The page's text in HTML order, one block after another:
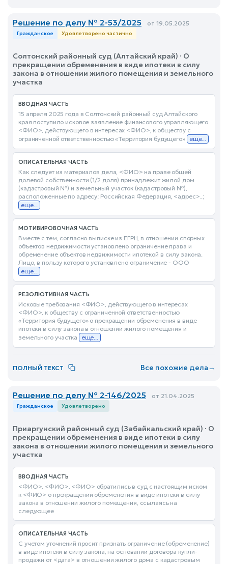
Решение по делу № 2-53/2025 от 19.05.2025
Гражданское Удовлетворено частично
Солтонский районный суд (Алтайский край) · О
прекращении обременения в виде ипотеки в силу
закона в отношении жилого помещения и земельного
участка
ВВОДНАЯ ЧАСТЬ
15 апреля 2025 года в Солтонский районный суд Алтайского
края поступило исковое заявление финансового управляющего
<ФИО>, действующего в интересах <ФИО>, к обществу с
ограниченной ответственностью «Территория будущего» еще...
ОПИСАТЕЛЬНАЯ ЧАСТЬ
Как следует из материалов дела, <ФИО> на праве общей
долевой собственности (1/2 доля) принадлежит жилой дом
(кадастровый №) и земельный участок (кадастровый №),
расположенные по адресу: Российская Федерация, <адрес>..;
еще...
МОТИВИРОВОЧНАЯ ЧАСТЬ
Вместе с тем, согласно выписке из ЕГРН, в отношении спорных
объектов недвижимости установлено ограничение права и
обременение объектов недвижимости ипотекой в силу закона.
Лицо, в пользу которого установлено ограничение - ООО
еще...
РЕЗОЛЮТИВНАЯ ЧАСТЬ
Исковые требования <ФИО>, действующего в интересах
<ФИО>, к обществу с ограниченной ответственностью
«Территория будущего» о прекращении обременения в виде
ипотеки в силу закона в отношении жилого помещения и
земельного участка
еще...
ПОЛНЫЙ ТЕКСТ Все похожие дела→
Решение по делу № 2-146/2025 от 21.04.2025
Гражданское Удовлетворено
Приаргунский районный суд (Забайкальский край) · О
прекращении обременения в виде ипотеки в силу
закона в отношении жилого помещения и земельного
участка
ВВОДНАЯ ЧАСТЬ
<ФИО>, <ФИО>, <ФИО> обратились в суд с настоящим иском
к <ФИО> о прекращении обременения в виде ипотеки в силу
закона в отношении жилого помещения, ссылаясь на
следующее
ОПИСАТЕЛЬНАЯ ЧАСТЬ
С учетом уточнений просит признать ограничение (обременение)
в виде ипотеки в силу закона, на основании договора купли-
продажи от <дата> в отношении жилого дома с кадастровым